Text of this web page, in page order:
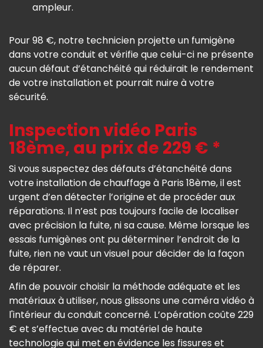
ampleur.
Pour 98 €, notre technicien projette un fumigène
dans votre conduit et vérifie que celui-ci ne présente
aucun défaut d’étanchéité qui réduirait le rendement
de votre installation et pourrait nuire à votre
sécurité.
Inspection vidéo Paris
18ème, au prix de 229 € *
Si vous suspectez des défauts d’étanchéité dans
votre installation de chauffage à Paris 18ème, il est
urgent d’en détecter l’origine et de procéder aux
réparations. Il n’est pas toujours facile de localiser
avec précision la fuite, ni sa cause. Même lorsque les
essais fumigènes ont pu déterminer l’endroit de la
fuite, rien ne vaut un visuel pour décider de la façon
de réparer.
Afin de pouvoir choisir la méthode adéquate et les
matériaux à utiliser, nous glissons une caméra vidéo à
l'intérieur du conduit concerné. L’opération coûte 229
€ et s’effectue avec du matériel de haute
technologie qui met en évidence les fissures et